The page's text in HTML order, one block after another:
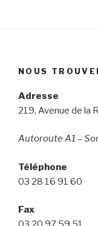
NOUS
Adresse
219, Avenue de la
Autoroute A1 –
Téléphone
03 28 16 91 60
Fax